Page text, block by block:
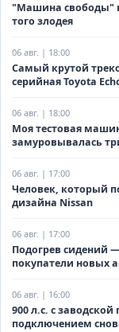
"Машина свободы"
того злодея
06 авг. | 18:00
Самый крутой
серийная Toyota
06 авг. | 18:00
Моя тестовая
замуровывалась
06 авг. | 17:00
Человек, который
дизайна Nissan
06 авг. | 17:00
Подогрев сидений
покупатели новых
06 авг. | 16:00
900 л.с. с
подключением